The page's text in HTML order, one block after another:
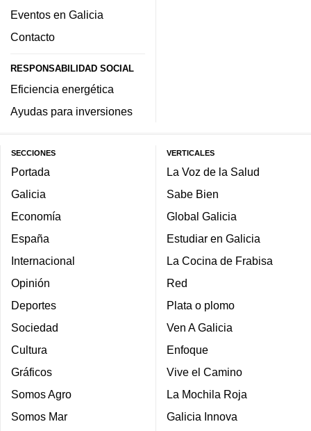
Eventos en Galicia
Contacto
RESPONSABILIDAD SOCIAL
Eficiencia energética
Ayudas para inversiones
SECCIONES
Portada
Galicia
Economía
España
Internacional
Opinión
Deportes
Sociedad
Cultura
Gráficos
Somos Agro
Somos Mar
VERTICALES
La Voz de la Salud
Sabe Bien
Global Galicia
Estudiar en Galicia
La Cocina de Frabisa
Red
Plata o plomo
Ven A Galicia
Enfoque
Vive el Camino
La Mochila Roja
Galicia Innova